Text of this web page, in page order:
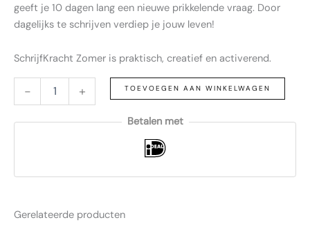
geeft je 10 dagen lang een nieuwe prikkelende vraag. Door
dagelijks te schrijven verdiep je jouw leven!
SchrijfKracht Zomer is praktisch, creatief en activerend.
- + TOEVOEGEN AAN WINKELWAGEN
Betalen met
Gerelateerde producten